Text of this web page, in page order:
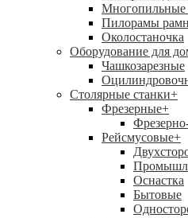
Многопильные
Пилорамы
Околостаночка
Оборудование для
Чашкозарезные
Столярные станки+
Фрезерные+
Рейсмусовые+
Оснастка
Бытовые